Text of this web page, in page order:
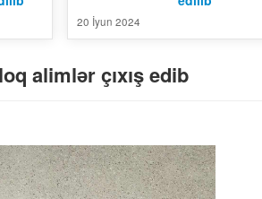
20 İyun 2024
alimlər çıxış edib
Elmi
1
Konfrans Material